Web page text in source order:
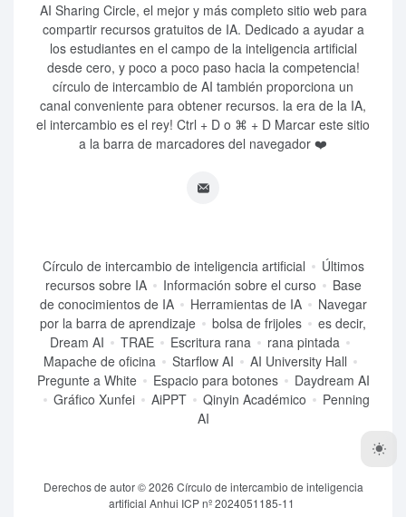
AI Sharing Circle, el mejor y más completo sitio web para
compartir recursos gratuitos de IA. Dedicado a ayudar a
los estudiantes en el campo de la inteligencia artificial
desde cero, y poco a poco paso hacia la competencia!
círculo de intercambio de AI también proporciona un
canal conveniente para obtener recursos. la era de la IA,
el intercambio es el rey! Ctrl + D o ⌘ + D Marcar este sitio
a la barra de marcadores del navegador ❤️
Círculo de intercambio de inteligencia artificial
Últimos
recursos sobre IA
Información sobre el curso
Base
de conocimientos de IA
Herramientas de IA
Navegar
por la barra de aprendizaje
bolsa de frijoles
es decir,
Dream AI
TRAE Escritura rana
rana pintada
Mapache de oficina
Starflow AI
AI University Hall
Pregunte a White
Espacio para botones
Daydream AI
Gráfico Xunfei
AiPPT Qinyin Académico
Penning
AI
Derechos de autor © 2026 Círculo de intercambio de inteligencia
artificial Anhui ICP nº 2024051185-11